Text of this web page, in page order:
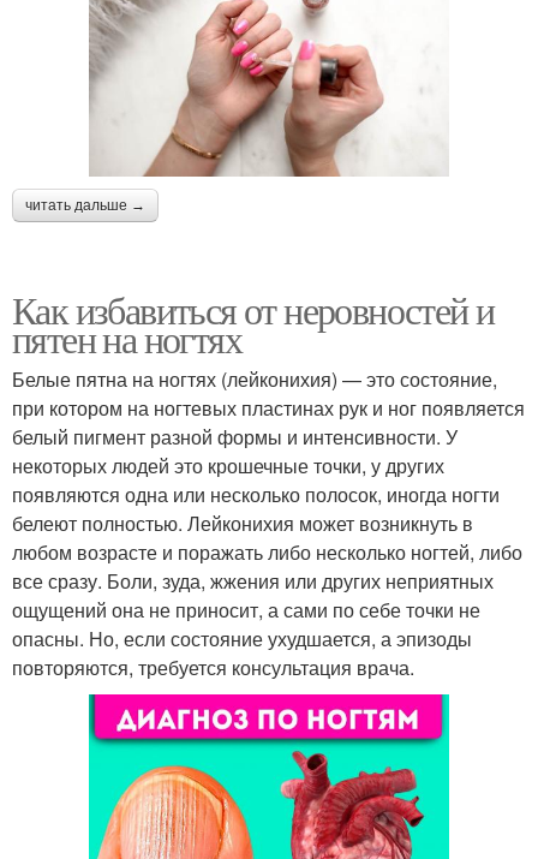
читать дальше →
Как избавиться от неровностей и
пятен на ногтях
Белые пятна на ногтях (лейконихия) — это состояние,
при котором на ногтевых пластинах рук и ног появляется
белый пигмент разной формы и интенсивности. У
некоторых людей это крошечные точки, у других
появляются одна или несколько полосок, иногда ногти
белеют полностью. Лейконихия может возникнуть в
любом возрасте и поражать либо несколько ногтей, либо
все сразу. Боли, зуда, жжения или других неприятных
ощущений она не приносит, а сами по себе точки не
опасны. Но, если состояние ухудшается, а эпизоды
повторяются, требуется консультация врача.